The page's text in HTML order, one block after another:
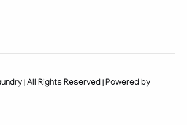
| All Rights Reserved | Powered by